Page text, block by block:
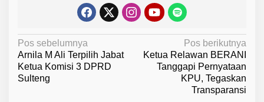
N
a
v
Pos sebelumnya
Arnila M Ali Terpilih Jabat
Ketua Komisi 3 DPRD
Sulteng
Pos berikutnya
Ketua Relawan BERANI
Tanggapi Pernyataan
KPU, Tegaskan
Transparansi